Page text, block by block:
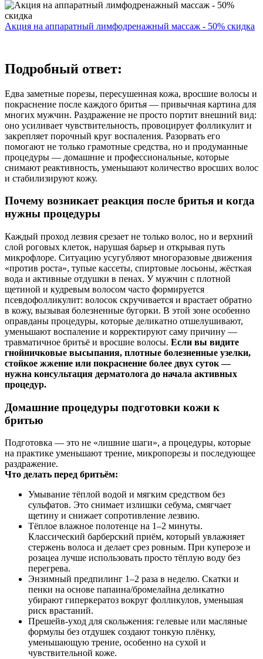
Акция на аппаратный лимфодренажный массаж - 50% скидка
Подробный ответ:
Едва заметные порезы, пересушенная кожа, вросшие волосы и
покраснение после каждого бритья — привычная картина для
многих мужчин. Раздражение не просто портит внешний вид:
оно усиливает чувствительность, провоцирует фолликулит и
закрепляет порочный круг воспаления. Разорвать его
помогают не только грамотные средства, но и продуманные
процедуры — домашние и профессиональные, которые
снимают реактивность, уменьшают количество вросших волос
и стабилизируют кожу.
Почему возникает реакция после бритья и когда
нужны процедуры
Каждый проход лезвия срезает не только волос, но и верхний
слой роговых клеток, нарушая барьер и открывая путь
микрофлоре. Ситуацию усугубляют многоразовые движения
«против роста», тупые кассеты, спиртовые лосьоны, жёсткая
вода и активные отдушки в пенах. У мужчин с плотной
щетиной и кудревым волосом часто формируется
псевдофолликулит: волосок скручивается и врастает обратно
в кожу, вызывая болезненные бугорки. В этой зоне особенно
оправданы процедуры, которые деликатно отшелушивают,
уменьшают воспаление и корректируют саму причину —
травматичное бритьё и вросшие волосы. Если вы видите
гнойничковые высыпания, плотные болезненные узелки,
стойкое жжение или покраснение более двух суток —
нужна консультация дерматолога до начала активных
процедур.
Домашние процедуры подготовки кожи к
бритью
Подготовка — это не «лишние шаги», а процедуры, которые
на практике уменьшают трение, микропорезы и последующее
раздражение.
Что делать перед бритьём:
Умывание тёплой водой и мягким средством без
сульфатов. Это снимает излишки себума, смягчает
щетину и снижает сопротивление лезвию.
Тёплое влажное полотенце на 1–2 минуты.
Классический барберский приём, который увлажняет
стержень волоса и делает срез ровным. При куперозе и
розацеа лучше использовать просто тёплую воду без
перегрева.
Энзимный предпилинг 1–2 раза в неделю. Скатки и
пенки на основе папаина/бромелайна деликатно
убирают гиперкератоз вокруг фолликулов, уменьшая
риск врастаний.
Прешейв-уход для скольжения: гелевые или масляные
формулы без отдушек создают тонкую плёнку,
уменьшающую трение, особенно на сухой и
чувствительной коже.